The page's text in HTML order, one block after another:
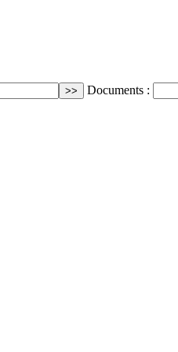
Documents :